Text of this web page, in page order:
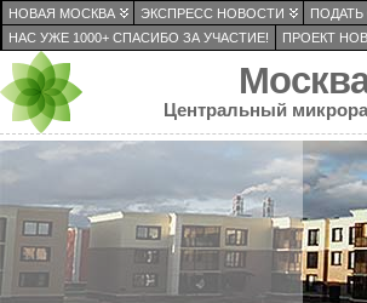
НОВАЯ МОСКВА ЭКСПРЕСС НОВОСТИ
НАС УЖЕ 1000+ СПАСИБО ЗА УЧАСТИЕ!
ПРОЕКТ
Центральный